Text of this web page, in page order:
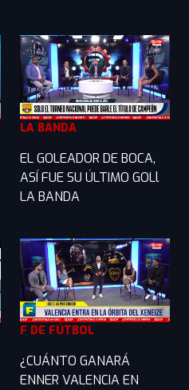
LA BANDA
EL GOLEADOR DE BOCA,
ASÍ FUE SU ÚLTIMO GOLl
LA BANDA
F DE FÚTBOL
¿CUÁNTO GANARÁ
ENNER VALENCIA EN